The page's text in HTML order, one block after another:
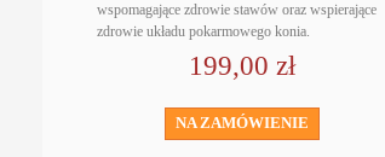
wspomagające zdrowie stawów oraz wspierające
zdrowie układu pokarmowego konia.
199,00 zł
NA ZAMÓWIENIE